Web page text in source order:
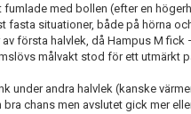
fumlade med bollen (efter en
fasta situationer, både på hörna
första halvlek, då Hampus M
målvakt stod för ett utmärkt
under andra halvlek (kanske
bra chans men avslutet gick mer